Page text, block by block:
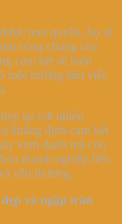
trao quyền, họ sẽ
công chung của
cam kết sẽ luôn
môi trường làm việc
lại với nhiều
khẳng định cam kết
vinh danh mà còn
doanh nghiệp bền
yêu thương.
và ngập tràn